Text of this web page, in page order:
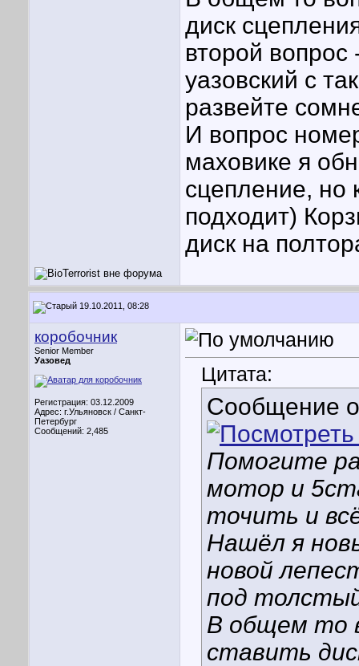
диск
второй
уазовский с
развейте
И вопрос
маховике я
сцепление, но
подходит)
диск на
19.10.2011, 08:28
коробочник
Senior Member
Уазовед
Регистрация: 03.12.2009
Адрес: г.Ульяновск / Санкт-
Петербург
Сообщений: 2,485
Цитата:
Сообщение
Помогите
мотор и
точить и
Нашёл я
новой
под
В общем то
ставить